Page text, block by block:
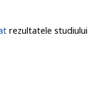
rezultatele studiului